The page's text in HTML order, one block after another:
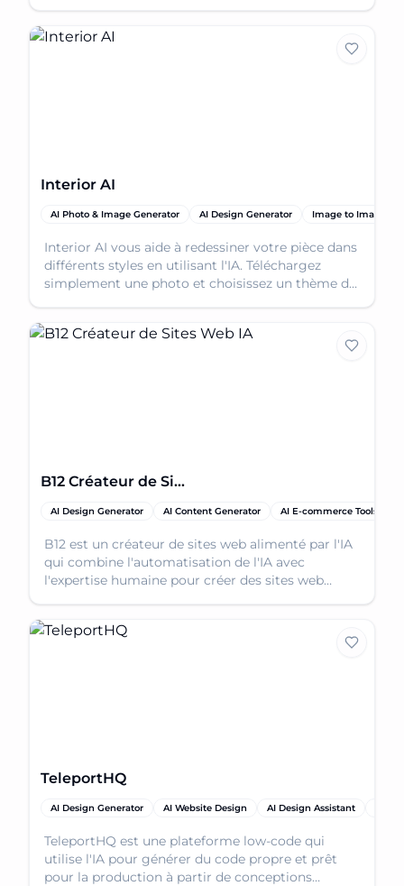
Interior AI
AI Photo & Image Generator AI Design Generator Image to Image
Interior AI vous aide à redessiner votre pièce dans
différents styles en utilisant l'IA. Téléchargez
simplement une photo et choisissez un thème de
B12 Créateur de Sites Web IA
AI Design Generator AI Content Generator AI E-commerce Tools
B12 est un créateur de sites web alimenté par l'IA
qui combine l'automatisation de l'IA avec
l'expertise humaine pour créer des sites web
TeleportHQ
AI Design Generator AI Website Design AI Design Assistant
TeleportHQ est une plateforme low-code qui
utilise l'IA pour générer du code propre et prêt
pour la production à partir de conceptions